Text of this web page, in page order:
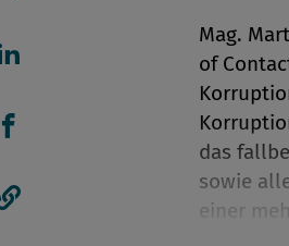
Artikel auf linkedIn
Artikel auf Facebook
Mag.
of
das
sowie
einer